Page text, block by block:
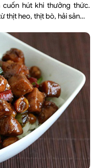
hút khi thưởng thức.
thịt heo, thịt bò, hải sản…